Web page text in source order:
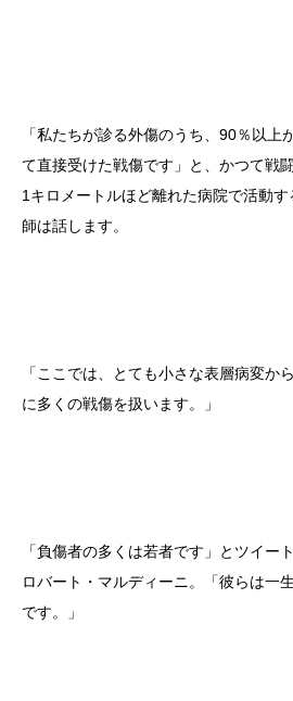
「私たちが診る外傷のうち、90％以上
て直接受けた戦傷です」と、かつて戦
1キロメートルほど離れた病院で活動
師は話します。
「ここでは、とても小さな表層病変か
に多くの戦傷を扱います。」
「負傷者の多くは若者です」とツイー
ロバート・マルディーニ。「彼らは一
です。」